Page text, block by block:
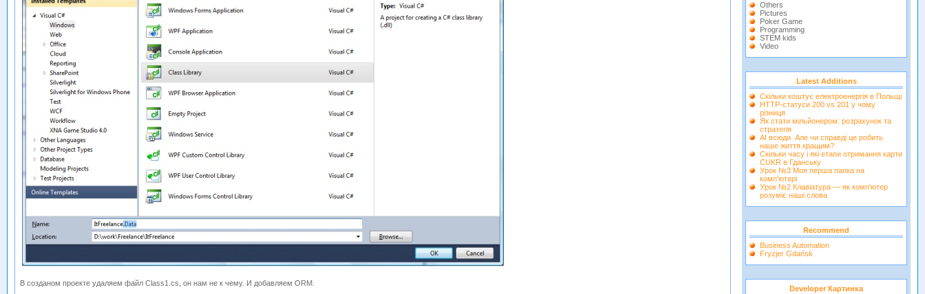
Others
Pictures
Poker Game
Programming
STEM kids
Video
Latest Additions
Скільки коштує електроенергія в Польщі
HTTP-статуси 200 vs 201 у чому
різниця
Як стати мільйонером: розрахунок та
стратегія
AI всюди. Але чи справді це робить
наше життя кращим?
Скільки часу і які етапи отримання карти
CUKR в Гданську
Урок №3 Моя перша папка на
комп'ютері
Урок №2 Клавіатура — як комп'ютер
розуміє наші слова
Recommend
Business Automation
Fryzjer Gdańsk
Developer Картинка
В созданом проекте удаляем файл Class1.cs, он нам не к чему. И добавляем ORM.